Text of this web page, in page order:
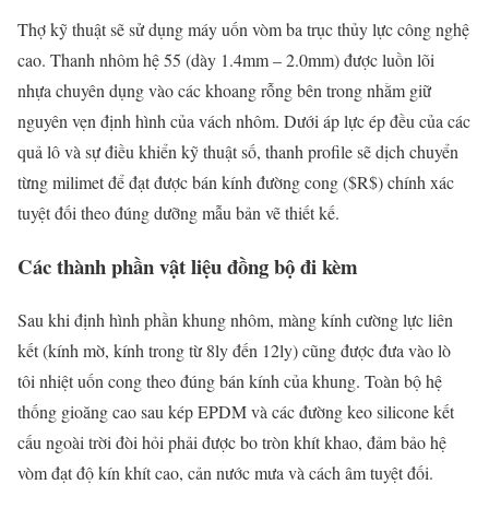
Thợ kỹ thuật sẽ sử dụng máy uốn vòm ba trục thủy lực công nghệ
cao. Thanh nhôm hệ 55 (dày 1.4mm – 2.0mm) được luồn lõi
nhựa chuyên dụng vào các khoang rỗng bên trong nhằm giữ
nguyên vẹn định hình của vách nhôm. Dưới áp lực ép đều của các
quả lô và sự điều khiển kỹ thuật số, thanh profile sẽ dịch chuyển
từng milimet để đạt được bán kính đường cong ($R$) chính xác
tuyệt đối theo đúng dưỡng mẫu bản vẽ thiết kế.
Các thành phần vật liệu đồng bộ đi kèm
Sau khi định hình phần khung nhôm, màng kính cường lực liên
kết (kính mờ, kính trong từ 8ly đến 12ly) cũng được đưa vào lò
tôi nhiệt uốn cong theo đúng bán kính của khung. Toàn bộ hệ
thống gioăng cao sau kép EPDM và các đường keo silicone kết
cấu ngoài trời đòi hỏi phải được bo tròn khít khao, đảm bảo hệ
vòm đạt độ kín khít cao, cản nước mưa và cách âm tuyệt đối.